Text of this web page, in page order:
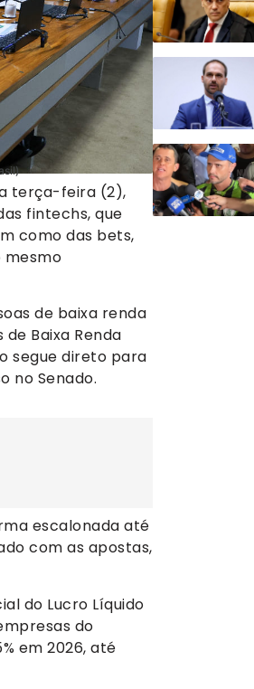
terça-feira (2),
fintechs, que
como das bets,
mesmo
de baixa renda
Baixa Renda
segue direto para
no Senado.
escalonada até
com as apostas,
do Lucro Líquido
do
em 2026, até